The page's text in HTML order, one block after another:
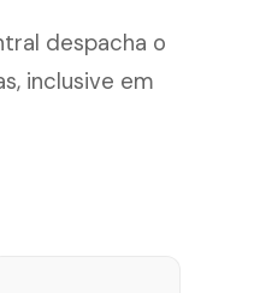
despacha o
inclusive em